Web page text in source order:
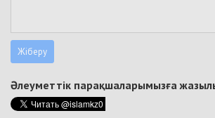
Әлеуметтік парақшаларымызға